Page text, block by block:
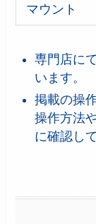
マウント
専門店に
います。
掲載の操
操作方法
に確認し